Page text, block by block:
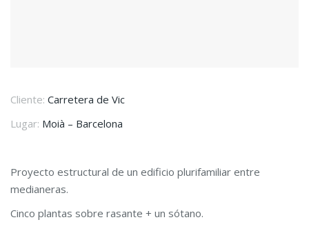
Cliente: Carretera de Vic
Lugar: Moià – Barcelona
Proyecto estructural de un edificio plurifamiliar entre
medianeras.
Cinco plantas sobre rasante + un sótano.